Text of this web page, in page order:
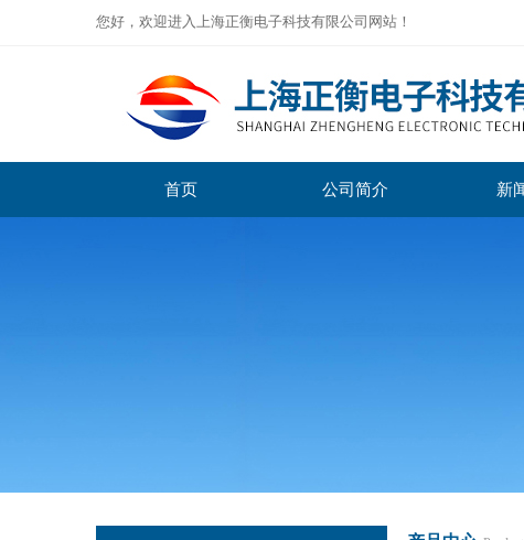
您好，欢迎进入上海正衡电子科技有限公司网站！
首页 公司简介 新